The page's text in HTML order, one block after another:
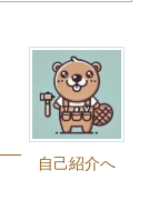
自己紹介へ